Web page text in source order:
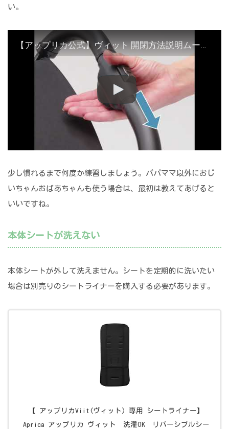
い。
【アップリカ公式】ヴィット 開閉方法説明ムービー
少し慣れるまで何度か練習しましょう。パパママ以外におじ
いちゃんおばあちゃんも使う場合は、最初は教えてあげると
いいですね。
本体シートが洗えない
本体シートが外して洗えません。シートを定期的に洗いたい
場合は別売りのシートライナーを購入する必要があります。
【 アップリカViit(ヴィット) 専用 シートライナー】
Aprica アップリカ ヴィット 洗濯OK リバーシブルシー